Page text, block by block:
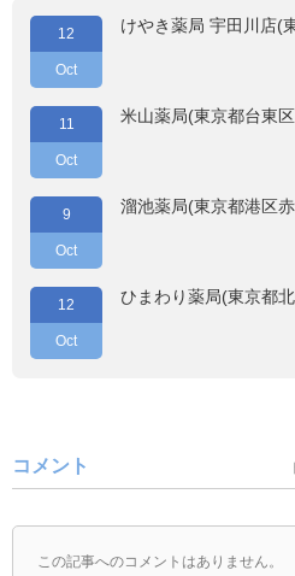
12
Oct
けやき薬局 宇田川店(
11
Oct
米山薬局(東京都台東
9
Oct
溜池薬局(東京都港区
12
Oct
ひまわり薬局(東京都
コメント
この記事へのコメントはありません。